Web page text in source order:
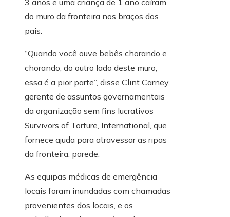
3 anos e uma criança de 1 ano caíram
do muro da fronteira nos braços dos
pais.
“Quando você ouve bebês chorando e
chorando, do outro lado deste muro,
essa é a pior parte”, disse Clint Carney,
gerente de assuntos governamentais
da organização sem fins lucrativos
Survivors of Torture, International, que
fornece ajuda para atravessar as ripas
da fronteira. parede.
As equipas médicas de emergência
locais foram inundadas com chamadas
provenientes dos locais, e os